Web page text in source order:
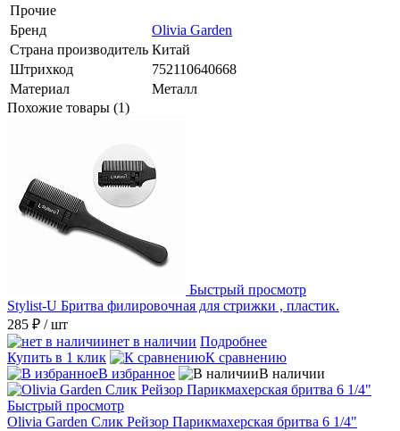
Прочие
Бренд
Olivia Garden
Страна производитель Китай
Штрихкод
752110640668
Материал
Металл
Похожие товары (1)
Быстрый просмотр
Stylist-U Бритва филировочная для стрижки , пластик.
285 ₽ / шт
нет в наличии Подробнее
Купить в 1 клик
К сравнению
В избранное
В наличии
Быстрый просмотр
Olivia Garden Слик Рейзор Парикмахерская бритва 6 1/4"